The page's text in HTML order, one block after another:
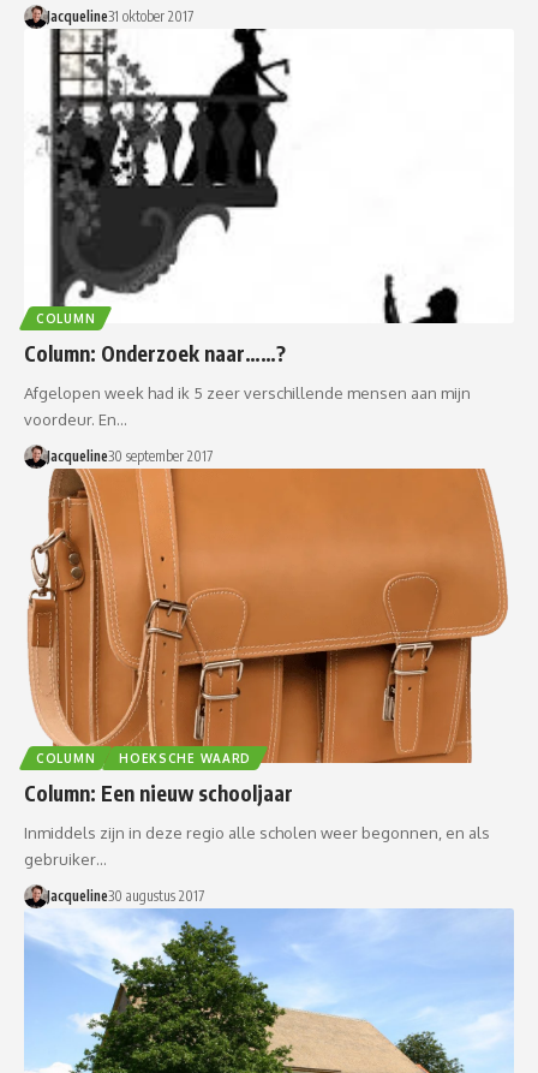
Jacqueline31 oktober 2017
COLUMN
Column: Onderzoek naar……?
Afgelopen week had ik 5 zeer verschillende mensen aan mijn
voordeur. En…
Jacqueline30 september 2017
COLUMN HOEKSCHE WAARD
Column: Een nieuw schooljaar
Inmiddels zijn in deze regio alle scholen weer begonnen, en als
gebruiker…
Jacqueline30 augustus 2017